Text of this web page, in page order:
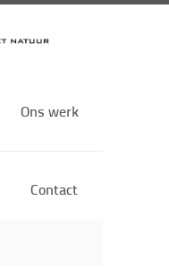
Ons werk
Contact